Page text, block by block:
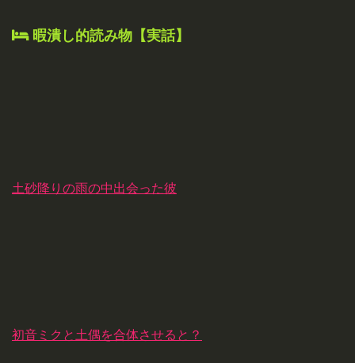
暇潰し的読み物【実話】
土砂降りの雨の中出会った彼
初音ミクと土偶を合体させると？